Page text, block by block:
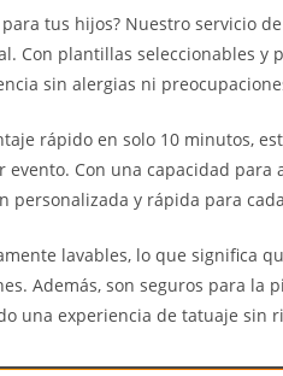
tus hijos? Nuestro servicio
Con plantillas seleccionables y
sin alergias ni
rápido en solo 10 minutos,
Con una capacidad para
personalizada y rápida para
lavables, lo que significa
Además, son seguros para la
una experiencia de tatuaje sin